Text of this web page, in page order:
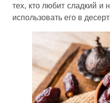
тех, кто любит сладкий и
использовать его в